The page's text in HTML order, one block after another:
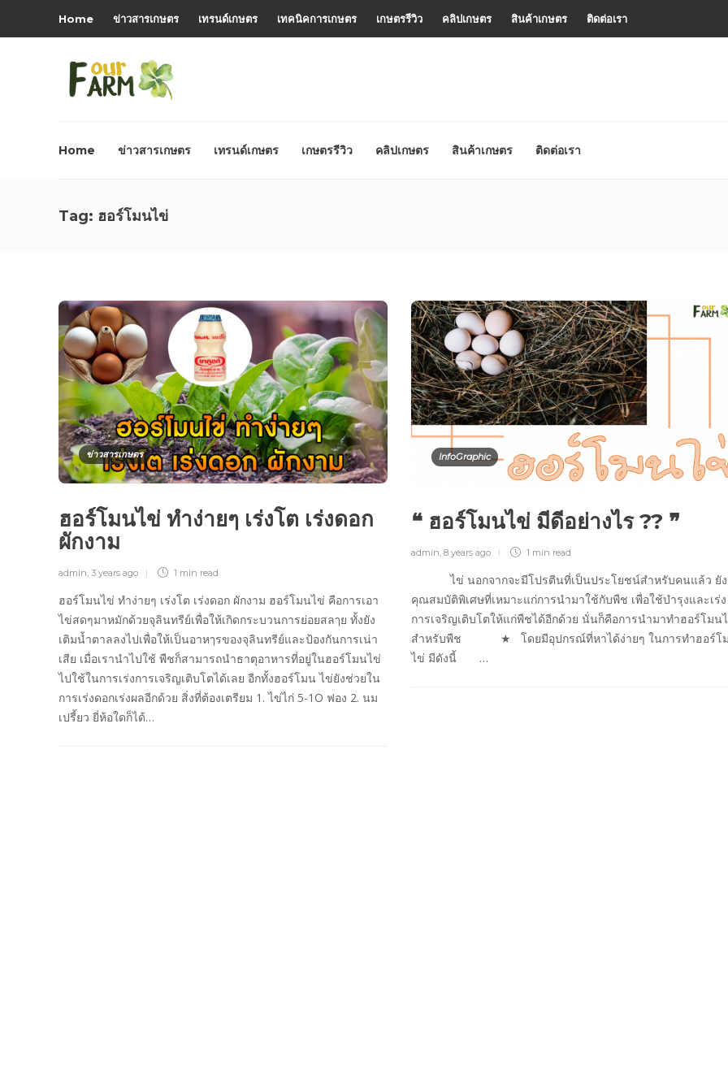
Home ข่าวสารเกษตร เทรนด์เกษตร เทคนิคการเกษตร เกษตรรีวิว คลิปเกษตร สินค้าเกษตร ติดต่อเรา
Home ข่าวสารเกษตร เทรนด์เกษตร เกษตรรีวิว คลิปเกษตร สินค้าเกษตร ติดต่อเรา
Tag: ฮอร์โมนไข่
ข่าวสารเกษตร
ฮอร์โมนไข่ ทำง่ายๆ เร่งโต เร่งดอก
ผักงาม
admin, 3 years ago 1 min read
ฮอร์โมนไข่ ทำง่ายๆ เร่งโต เร่งดอก ผักงาม ฮอร์โมนไข่ คือการเอา
ไข่สดๆมาหมักด้วยจุลินทรีย์เพื่อให้เกิดกระบวนการย่อยสลๅย ทั้งยัง
เติมน้ำตาลลงไปเพื่อให้เป็นอาหๅรของจุลินทรีย์และป้องกันการเน่า
เสีย เมื่อเรานำไปใช้ พืชก็สามารถนำธาตุอาหารที่อยู่ในฮอร์โมนไข่
ไปใช้ในการเร่งการเจริญเติบโตได้เลย อีกทั้งฮอร์โมน ไข่ยังช่วยใน
การเร่งดอกเร่งผลอีกด้วย สิ่งที่ต้องเตรียม 1. ไข่ไก่ 5-1O ฟอง 2. นม
เปรี้ยว ยี่ห้อใดก็ได้…
InfoGraphic
❝ ฮอร์โมนไข่ มีดีอย่างไร ?? ❞
admin 8 years ago 1 min read
ไข่ นอกจากจะมีโปรตีนที่เป็นประโยชน์สำหรับคนแล้ว ยั
คุณสมบัติพิเศษที่เหมาะแก่การนำมาใช้กับพืช เพื่อใช้บำรุงและเร่ง
การเจริญเติบโตให้แก่พืชได้อีกด้วย นั่นก็คือการนำมาทำฮอร์โมน
สำหรับพืช ★ โดยมีอุปกรณ์ที่หาได้ง่ายๆ ในการทำฮอร์โ
ไข่ มีดังนี้ …